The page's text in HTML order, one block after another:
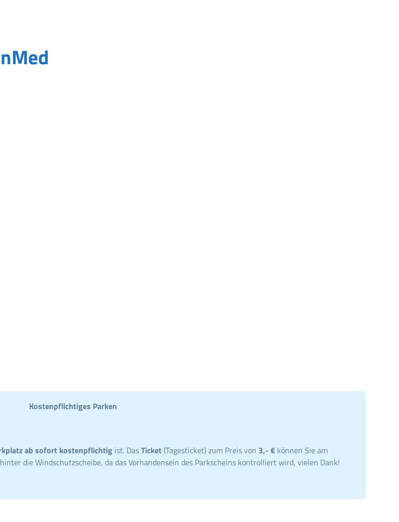
Kostenpflichtiges Parken
ab sofort kostenpflichtig ist. DasTicket (Tagesticket) zum Preis von 3,- € können Sie am
die Windschutzscheibe, da das Vorhandensein des Parkscheins kontrolliert wird, vielen Dank!